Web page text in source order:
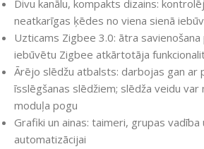
Divu kanālu, kompakts dizains:
neatkarīgas ķēdes no viena sienā
Uzticams Zigbee 3.0: ātra
iebūvētu Zigbee atkārtotāja
Ārējo slēdžu atbalsts: darbojas gan ar
īsslēgšanas slēdžiem; slēdža veidu
moduļa pogu
Grafiki un ainas: taimeri, grupas
automatizācijai